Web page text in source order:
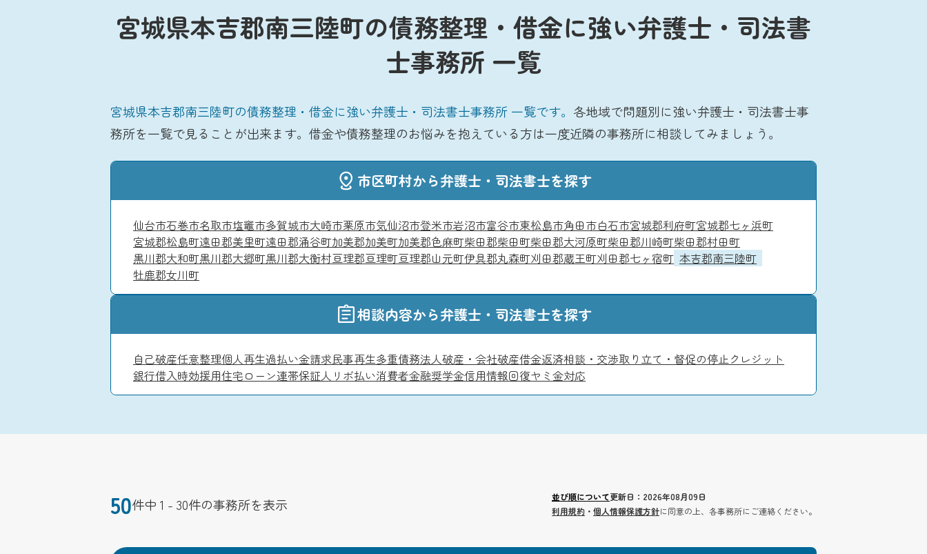
宮城県本吉郡南三陸町の債務整理・借金に強い弁護士・司法書
士事務所 一覧
宮城県本吉郡南三陸町の債務整理・借金に強い弁護士・司法書士事務所 一覧です。 各地域で問題別に強い弁護士・司法書士事
務所を一覧で見ることが出来ます。借金や債務整理のお悩みを抱えている方は一度近隣の事務所に相談してみましょう。
市区町村から弁護士・司法書士を探す
仙台市石巻市名取市塩竈市多賀城市大崎市栗原市気仙沼市登米市岩沼市富谷市東松島市角田市白石市宮城郡利府町宮城郡七ヶ浜町
宮城郡松島町遠田郡美里町遠田郡涌谷町加美郡加美町加美郡色麻町柴田郡柴田町柴田郡大河原町柴田郡川崎町柴田郡村田町
黒川郡大和町黒川郡大郷町黒川郡大衡村亘理郡亘理町亘理郡山元町伊具郡丸森町刈田郡蔵王町刈田郡七ヶ宿町 本吉郡南三陸町
牡鹿郡女川町
相談内容から弁護士・司法書士を探す
自己破産任意整理個人再生過払い金請求民事再生多重債務法人破産・会社破産借金返済相談・交渉取り立て・督促の停止クレジット
銀行借入時効援用住宅ローン連帯保証人 リボ払い消費者金融奨学金信用情報回復ヤミ金対応
50件中 1 - 30件の事務所を表示 並び順について更新日：2026年08月09日
利用規約 ・ 個人情報保護方針に同意の上、各事務所にご連絡ください。